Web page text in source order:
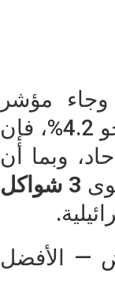
وجاء مؤشر
التضخم الأمريكي يوم الأربعاء فوق مستوى 3.8% متجهاً نحو 4.2%، فإن
وبما أن
3 شواكل
— الأفضل